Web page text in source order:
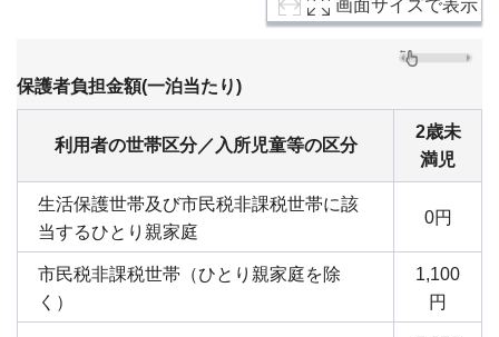
画面サイズで表示
保護者負担金額(一泊当たり)
利用者の世帯区分／入所児童等の区分
2歳未
満児
生活保護世帯及び市民税非課税世帯に該
当するひとり親家庭
0円
市民税非課税世帯（ひとり親家庭を除
く）
1,100
円